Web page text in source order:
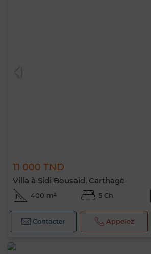
11 000 TND
Villa à Sidi Bousaid, Carthage
400 m² 5 Ch.
Contacter Appelez